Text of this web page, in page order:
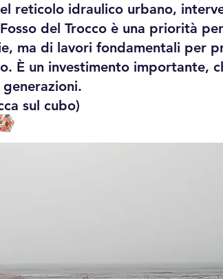
reticolo idraulico urbano,
del Trocco è una priorità
ma di lavori fondamentali per
È un investimento importante,
sul cubo)